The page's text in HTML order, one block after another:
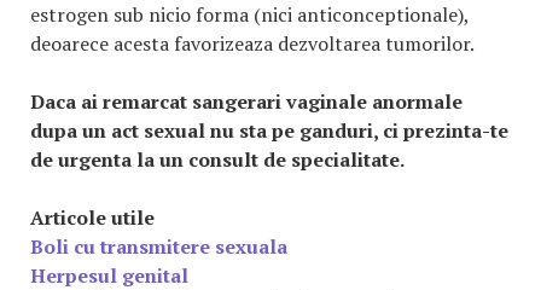
estrogen sub nicio forma (nici anticonceptionale),
deoarece acesta favorizeaza dezvoltarea tumorilor.
Daca ai remarcat sangerari vaginale anormale
dupa un act sexual nu sta pe ganduri, ci prezinta-te
de urgenta la un consult de specialitate.
Articole utile
Boli cu transmitere sexuala
Herpesul genital